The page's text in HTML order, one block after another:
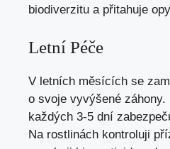
biodiverzitu a přitahuje
Letní Péče
V letních měsících se
o svoje vyvýšené
každých 3-5 dní
Na rostlinách kontroluji